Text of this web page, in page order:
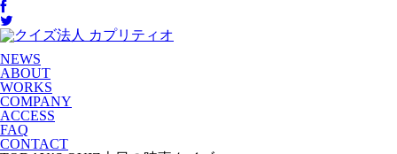
NEWS
ABOUT
WORKS
COMPANY
ACCESS
FAQ
CONTACT